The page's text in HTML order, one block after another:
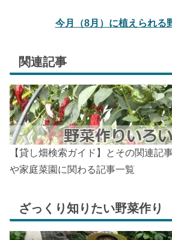
今月（8月）に植えられる
関連記事
【貸し畑検索ガイド】とその関連記
や家庭菜園に関わる記事一覧
ざっくり知りたい野菜作り